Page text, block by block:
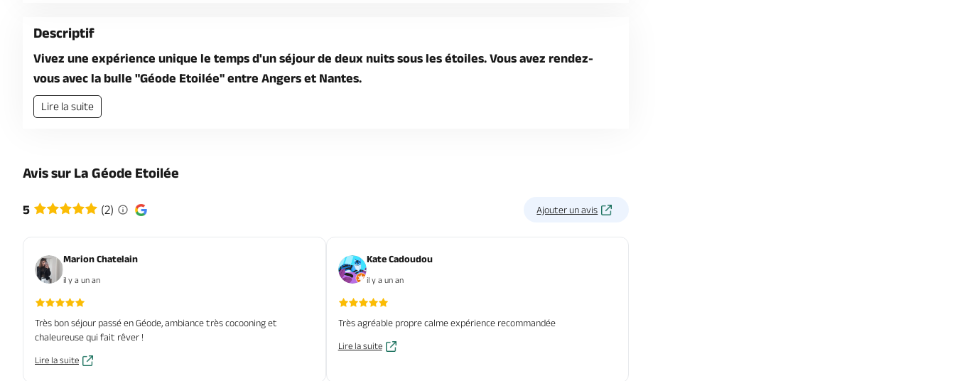
Descriptif
Vivez une expérience unique le temps d'un séjour de deux nuits sous les étoiles. Vous avez rendez-
vous avec la bulle "Géode Etoilée" entre Angers et Nantes.
Lire la suite
Avis sur La Géode Etoilée
5 (2) Ajouter un avis
Marion Chatelain
il y a un an
Très bon séjour passé en Géode, ambiance très cocooning et
chaleureuse qui fait rêver !
Lire la suite
Kate Cadoudou
il y a un an
Très agréable propre calme expérience recommandée
Lire la suite